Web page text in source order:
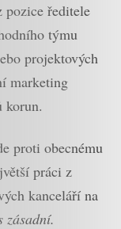
pozice ředitele
týmu
projektových
marketing
korun.
proti obecnému
práci z
kanceláří na
zásadní.